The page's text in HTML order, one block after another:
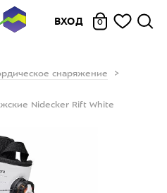
ВХОД 0
снаряжение
Nidecker Rift White